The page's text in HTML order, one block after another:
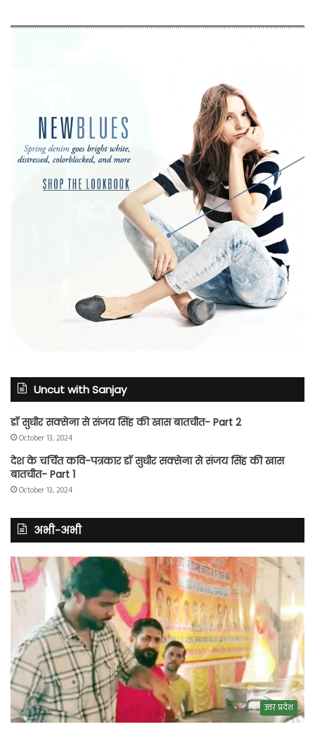
Uncut with Sanjay
डॉ सुधीर सक्सेना से संजय सिंह की खास बातचीत- Part 2
October 13, 2024
देश के चर्चित कवि-पत्रकार डॉ सुधीर सक्सेना से संजय सिंह की खास
बातचीत- Part 1
October 13, 2024
अभी-अभी
उत्तर प्रदेश